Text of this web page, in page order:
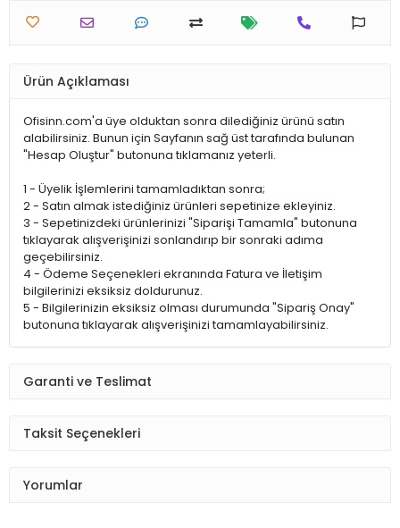
Ürün Açıklaması
Ofisinn.com'a üye olduktan sonra dilediğiniz ürünü satın
alabilirsiniz. Bunun için Sayfanın sağ üst tarafında bulunan
"Hesap Oluştur" butonuna tıklamanız yeterli.
1 - Üyelik İşlemlerini tamamladıktan sonra;
2 - Satın almak istediğiniz ürünleri sepetinize ekleyiniz.
3 - Sepetinizdeki ürünlerinizi "Siparişi Tamamla" butonuna
tıklayarak alışverişinizi sonlandırıp bir sonraki adıma
geçebilirsiniz.
4 - Ödeme Seçenekleri ekranında Fatura ve İletişim
bilgilerinizi eksiksiz doldurunuz.
5 - Bilgilerinizin eksiksiz olması durumunda "Sipariş Onay"
butonuna tıklayarak alışverişinizi tamamlayabilirsiniz.
Garanti ve Teslimat
Taksit Seçenekleri
Yorumlar